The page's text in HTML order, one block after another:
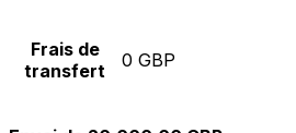
Frais de
transfert
0 GBP